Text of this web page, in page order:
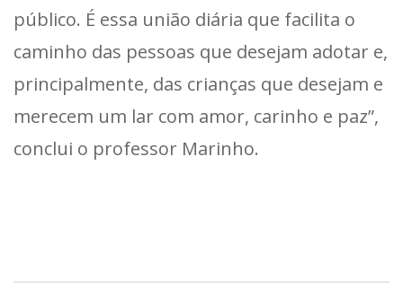
público. É essa união diária que facilita o
caminho das pessoas que desejam adotar e,
principalmente, das crianças que desejam e
merecem um lar com amor, carinho e paz”,
conclui o professor Marinho.